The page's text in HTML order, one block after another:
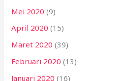
Mei 2020 (9)
April 2020 (15)
Maret 2020 (39)
Februari 2020 (13)
Januari 2020 (16)